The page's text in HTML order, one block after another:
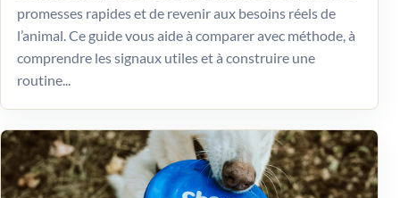
promesses rapides et de revenir aux besoins réels de
l’animal. Ce guide vous aide à comparer avec méthode, à
comprendre les signaux utiles et à construire une
routine...